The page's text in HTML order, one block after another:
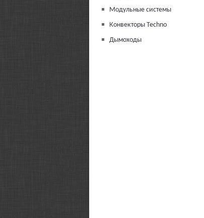
Модульные системы
Конвекторы Techno
Дымоходы